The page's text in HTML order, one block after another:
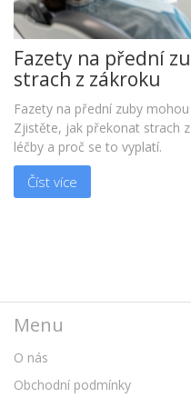
Fazety na přední
strach z zákroku
Fazety na přední zuby
Zjistěte, jak překonat strach
léčby a proč se to vyplatí.
Číst více
Menu
O nás
Obchodní podmínky